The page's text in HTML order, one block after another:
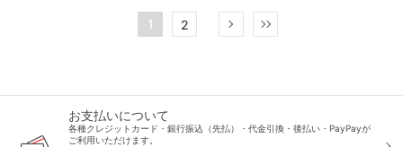
1 2
お支払いについて
各種クレジットカード・銀行振込（先払）・代金引換・後払い・PayPayが
ご利用いただけます。